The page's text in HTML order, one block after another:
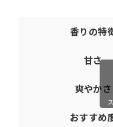
香りの特
甘さ
爽やかさ
おすすめ